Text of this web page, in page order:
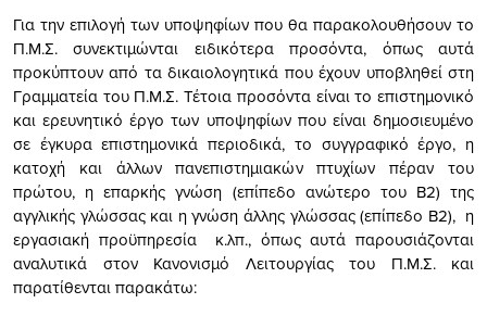
Για την επιλογή των υποψηφίων που θα παρακολουθήσουν το
Π.Μ.Σ. συνεκτιμώνται ειδικότερα προσόντα, όπως αυτά
προκύπτουν από τα δικαιολογητικά που έχουν υποβληθεί στη
Γραμματεία του Π.Μ.Σ. Τέτοια προσόντα είναι το επιστημονικό
και ερευνητικό έργο των υποψηφίων που είναι δημοσιευμένο
σε έγκυρα επιστημονικά περιοδικά, το συγγραφικό έργο, η
κατοχή και άλλων πανεπιστημιακών πτυχίων πέραν του
πρώτου, η επαρκής γνώση (επίπεδο ανώτερο του Β2) της
αγγλικής γλώσσας και η γνώση άλλης γλώσσας (επίπεδο Β2), η
εργασιακή προϋπηρεσία κ.λπ., όπως αυτά παρουσιάζονται
αναλυτικά στον Κανονισμό Λειτουργίας του Π.Μ.Σ. και
παρατίθενται παρακάτω: